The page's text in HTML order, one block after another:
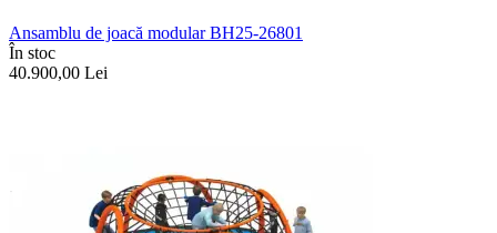
Ansamblu de joacă modular BH25-26801
În stoc
40.900,00 Lei